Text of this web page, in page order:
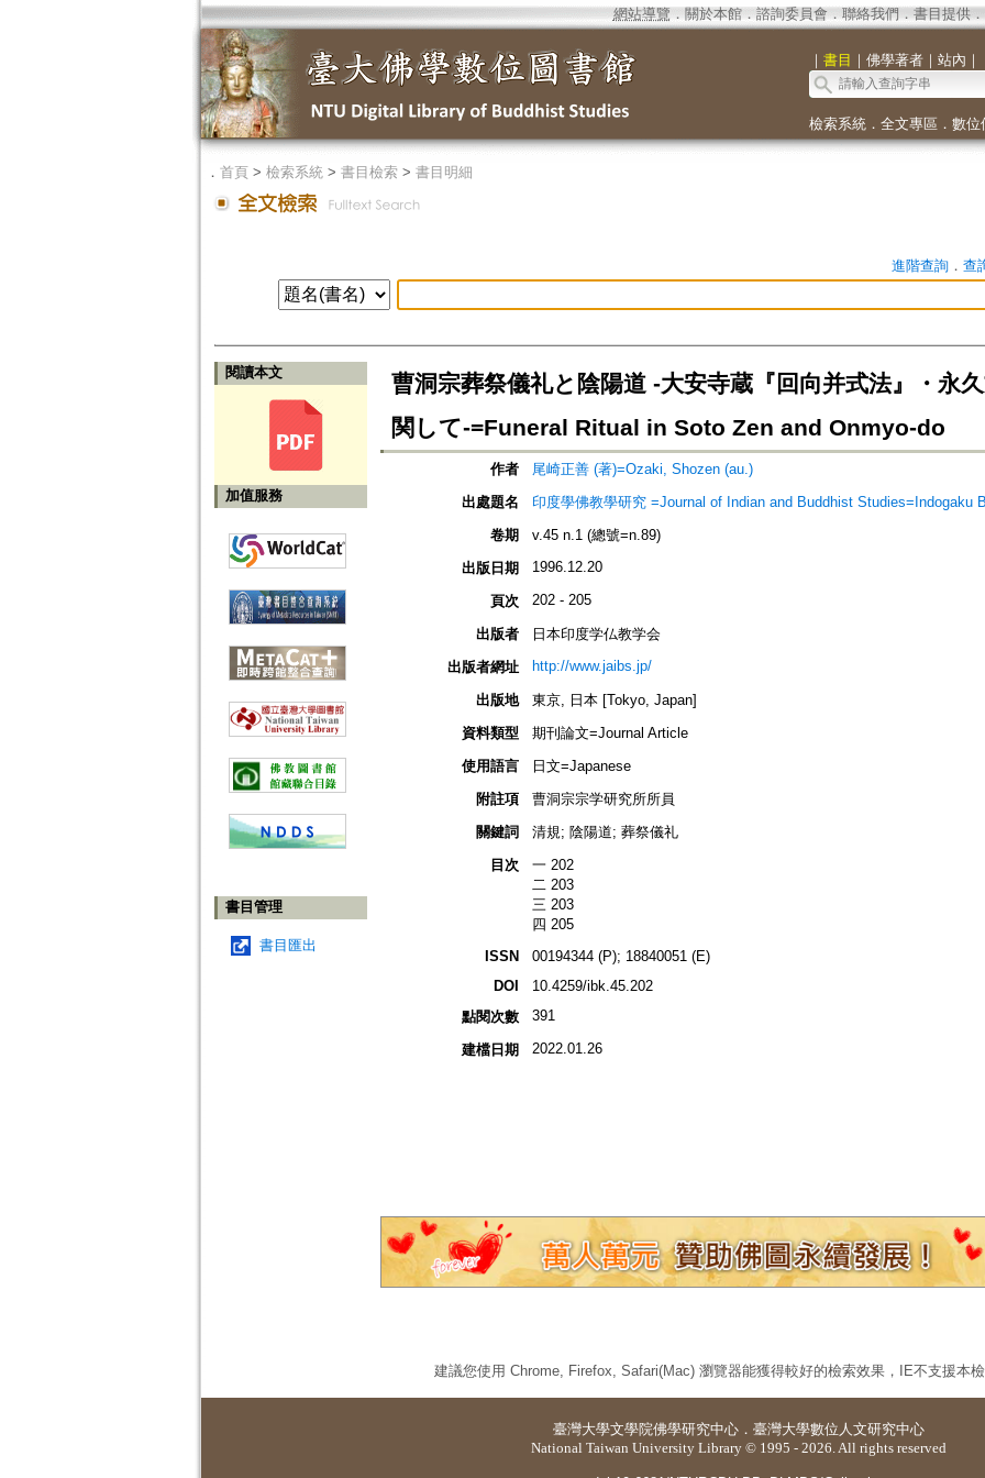
網站導覽 ． 關於本館． 諮詢委員會． 聯絡我們 ． 書目提供．
｜ 書目 ｜ 佛學著者｜ 站內 ｜
檢索系統． 全文專區 ． 數位
． 首頁> 檢索系統> 書目檢索> 書目明細
進階查詢． 查
閱讀本文
加值服務
書目管理
書目匯出
曹洞宗葬祭儀礼と陰陽道 -大安寺蔵『回向并式法』・永
関して-=Funeral Ritual in Soto Zen and Onmyo-do
作者
尾崎正善 (著)=Ozaki, Shozen (au.)
出處題名
印度學佛教學研究 =Journal of Indian and Buddhist Studies=Indogaku
卷期
v.45 n.1 (總號=n.89)
出版日期
1996.12.20
頁次 202 - 205
出版者
日本印度学仏教学会
出版者網址
http://www.jaibs.jp/
出版地
東京, 日本 [Tokyo, Japan]
資料類型
期刊論文=Journal Article
使用語言
日文=Japanese
附註項
曹洞宗宗学研究所所員
關鍵詞
清規; 陰陽道; 葬祭儀礼
目次
一 202
二 203
三 203
四 205
ISSN
00194344 (P); 18840051 (E)
DOI
10.4259/ibk.45.202
點閱次數
391
建檔日期 2022.01.26
建議您使用 Chrome, Firefox, Safari(Mac) 瀏覽器能獲得較好的檢索效果，IE不支援本檢
臺灣大學文學院佛學研究中心 ． 臺灣大學數位人文研究中心
National Taiwan University Library © 1995 - 2026. All rights reserved